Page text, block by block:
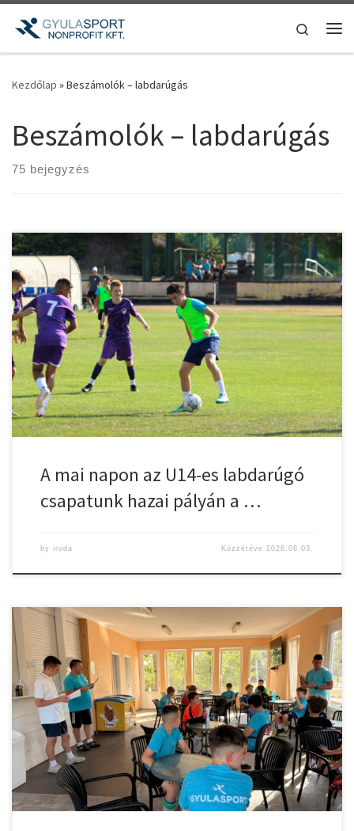
Teljes tartalom megjelenítése
Search
Kezdőlap »Beszámolók – labdarúgás
Beszámolók – labdarúgás
75 bejegyzés
Néhány fénykép a mérkőzésről. Hajrá Gyulasport!
A mai napon az U14-es labdarúgó
csapatunk hazai pályán a …
by iroda Közzétéve2026.08.03.
Hajrá Gyulasport!